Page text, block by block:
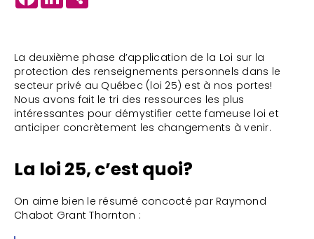
La deuxième phase d’application de la Loi sur la
protection des renseignements personnels dans le
secteur privé au Québec (loi 25) est à nos portes!
Nous avons fait le tri des ressources les plus
intéressantes pour démystifier cette fameuse loi et
anticiper concrètement les changements à venir.
La loi 25, c’est quoi?
On aime bien le résumé concocté par Raymond
Chabot Grant Thornton :